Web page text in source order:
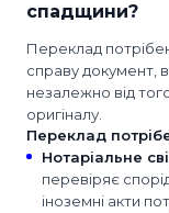
спадщини?
Переклад
справу документ,
незалежно від
оригіналу.
Переклад
Нотаріальне
перевіряє
іноземні акти